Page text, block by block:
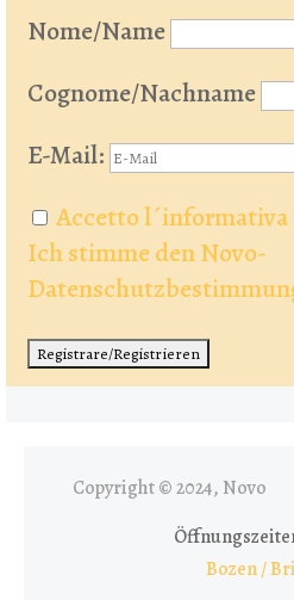
Nome/Name
Cognome/Nachname
E-Mail:
Accetto
Ich stimme den Novo-
Copyright © 2024, Novo
Bozen /